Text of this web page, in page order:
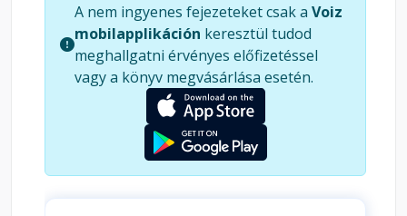
könyv egyszerre inspiráló és gyakorlatias: segít
felismerni, mi billent ki a belső egyensúlyból, és
hogyan lehet visszatalálni ahhoz a stabil belső
ponthoz, ahonnan tisztábban, erősebben és
méltósággal lehet dönteni.
A nem ingyenes fejezeteket csak a Voiz
mobilapplikáción keresztül tudod
meghallgatni érvényes előfizetéssel
vagy a könyv megvásárlása esetén.